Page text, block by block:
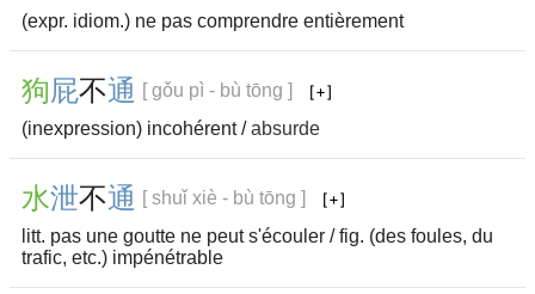
(expr. idiom.) ne pas comprendre entièrement
狗屁不通 [ gǒu pì - bù tōng ]
(inexpression) incohérent /absurde
水泄不通 [ shuǐ xiè - bù tōng ]
litt. pas une goutte ne peut s'écouler / fig. (des foules, du
trafic, etc.) impénétrable